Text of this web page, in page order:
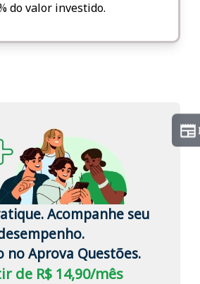
do valor investido.
Acompanhe seu
no Aprova Questões.
de R$ 14,90/mês